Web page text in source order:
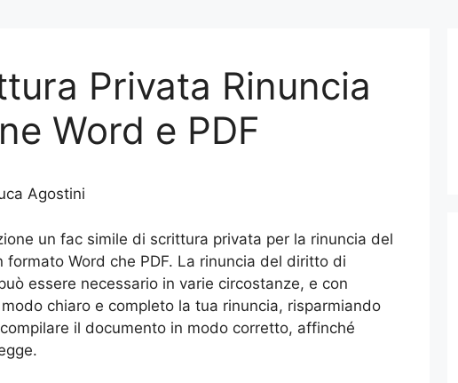
Privata Rinuncia
Word e PDF
Agostini
un fac simile di scrittura privata per la rinuncia del
Word che PDF. La rinuncia del diritto di
essere necessario in varie circostanze, e con
chiaro e completo la tua rinuncia, risparmiando
il documento in modo corretto, affinché